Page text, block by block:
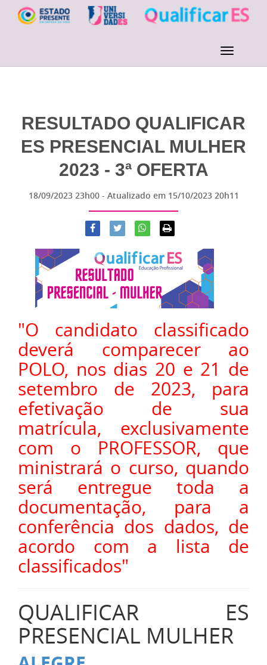
RESULTADO QUALIFICAR
ES PRESENCIAL MULHER
2023 - 3ª OFERTA
18/09/2023 23h00 - Atualizado em 15/10/2023 20h11
"O candidato classificado
deverá comparecer ao
POLO, nos dias 20 e 21 de
setembro de 2023, para
efetivação de sua
matrícula, exclusivamente
com o PROFESSOR, que
ministrará o curso, quando
será entregue toda a
documentação, para a
conferência dos dados, de
acordo com a lista de
classificados"
QUALIFICAR ES
PRESENCIAL MULHER